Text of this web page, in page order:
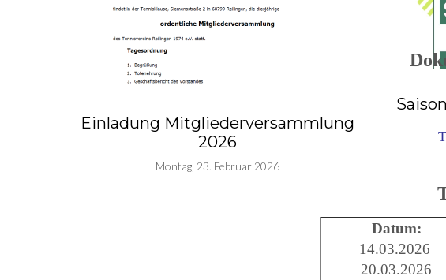
Einladung Mitgliederversammlung
2026
Montag, 23. Februar 2026
Datum:
14.03.2026
20.03.2026